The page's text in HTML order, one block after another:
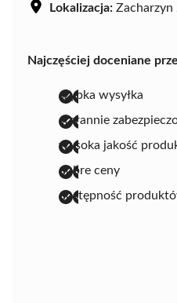
Lokalizacja: Zacharzyn
Najczęściej doceniane
szybka wysyłka
starannie
wysoka jakość
dobre ceny
dostępność